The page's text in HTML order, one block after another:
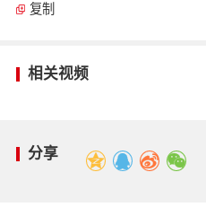
复制
相关视频
分享